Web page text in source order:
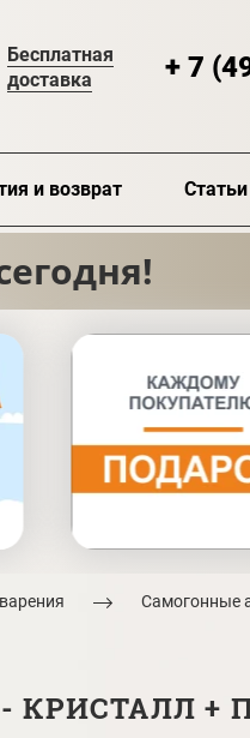
Бесплатная
доставка
+ 7
и возврат
Самогонные
КРИСТАЛЛ +